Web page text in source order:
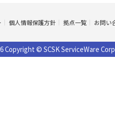
個人情報保護方針 拠点一覧 お問い
Copyright © SCSK ServiceWare